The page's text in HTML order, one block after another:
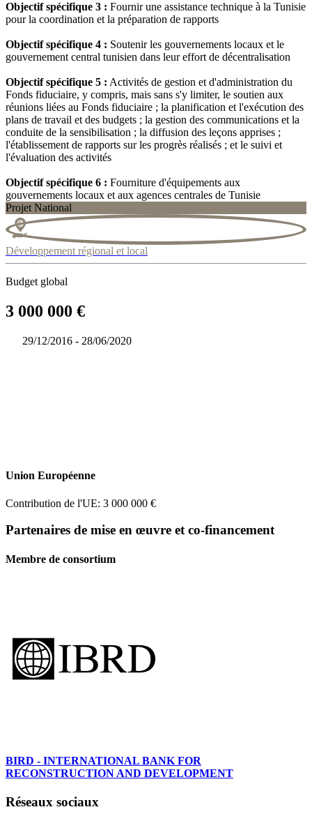
Objectif spécifique 3 : Fournir une assistance technique à la Tunisie
pour la coordination et la préparation de rapports
Objectif spécifique 4 : Soutenir les gouvernements locaux et le
gouvernement central tunisien dans leur effort de décentralisation
Objectif spécifique 5 : Activités de gestion et d'administration du
Fonds fiduciaire, y compris, mais sans s'y limiter, le soutien aux
réunions liées au Fonds fiduciaire ; la planification et l'exécution des
plans de travail et des budgets ; la gestion des communications et la
conduite de la sensibilisation ; la diffusion des leçons apprises ;
l'établissement de rapports sur les progrès réalisés ; et le suivi et
l'évaluation des activités
Objectif spécifique 6 : Fourniture d'équipements aux
gouvernements locaux et aux agences centrales de Tunisie
Projet National
Développement régional et local
Budget global
3 000 000 €
29/12/2016 - 28/06/2020
Union Européenne
Contribution de l'UE: 3 000 000 €
Partenaires de mise en œuvre et co-financement
Membre de consortium
BIRD - INTERNATIONAL BANK FOR
RECONSTRUCTION AND DEVELOPMENT
Réseaux sociaux